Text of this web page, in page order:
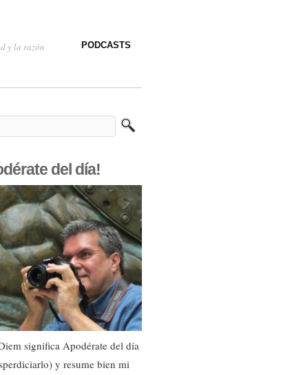
y la razón PODCASTS
del día!
significa Apodérate del día
y resume bien mi